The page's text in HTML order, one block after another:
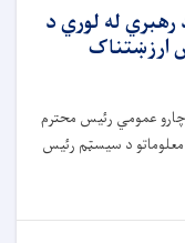
رهبري له لوري د
ارزښتناک
چارو عمومي رئیس محترم
د سیسټم رئیس